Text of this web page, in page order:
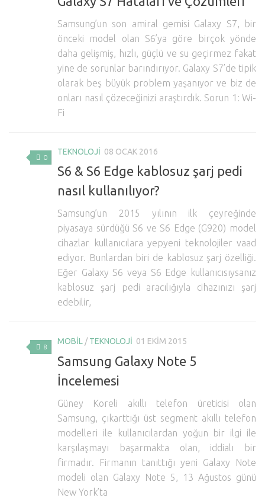
Nasıl Yapılır?
Oto Haberler
Samsung’un son amiral gemisi Galaxy S7, bir
önceki model olan S6’ya göre birçok yönde
daha gelişmiş, hızlı, güçlü ve su geçirmez fakat
yine de sorunlar barındırıyor. Galaxy S7’de tipik
olarak beş büyük problem yaşanıyor ve biz de
onları nasıl çözeceğinizi araştırdık. Sorun 1: Wi-
Fi
0
TEKNOLOJI 08 OCAK 2016
S6 & S6 Edge kablosuz şarj pedi
nasıl kullanılıyor?
Samsung’un 2015 yılının ilk çeyreğinde
piyasaya sürdüğü S6 ve S6 Edge (G920) model
cihazlar kullanıcılara yepyeni teknolojiler vaad
ediyor. Bunlardan biri de kablosuz şarj özelliği.
Eğer Galaxy S6 veya S6 Edge kullanıcısıysanız
kablosuz şarj pedi aracılığıyla cihazınızı şarj
edebilir,
8
MOBIL /TEKNOLOJI 01 EKIM 2015
Samsung Galaxy Note 5
İncelemesi
Güney Koreli akıllı telefon üreticisi olan
Samsung, çıkarttığı üst segment akıllı telefon
modelleri ile kullanıcılardan yoğun bir ilgi ile
karşılaşmayı başarmakta olan, iddialı bir
firmadır. Firmanın tanıttığı yeni Galaxy Note
modeli olan Galaxy Note 5, 13 Ağustos günü
New York’ta